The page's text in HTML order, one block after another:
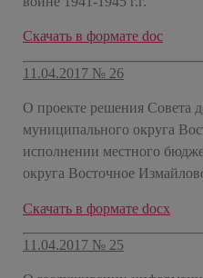
​Скачать в формате doc
11.04.2017 № 26
О проекте решения Совета
муниципального округа
исполнении местного
округа Восточное
​Скачать в формате docx
11.04.2017 № 25